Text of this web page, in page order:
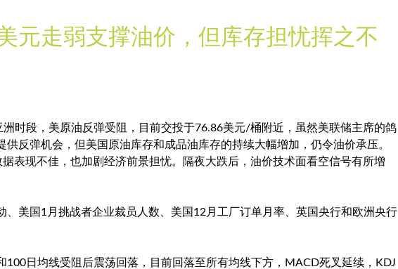
元走弱支撑油价，但库存担忧挥之不
时段， 美原油反弹受阻，目前交投于76.86美元/桶附近，虽然美联储主席的鸽
反弹机会，但美国原油库存和成品油库存的持续大幅增加，仍令油价承压。
表现不佳，也加剧经济前景担忧。隔夜大跌后，油价技术面看空信号有所增
、美国1月挑战者企业裁员人数、美国12月工厂订单月率、英国央行和欧洲央行
100日均线受阻后震荡回落，目前回落至所有均线下方，MACD死叉延续，KDJ